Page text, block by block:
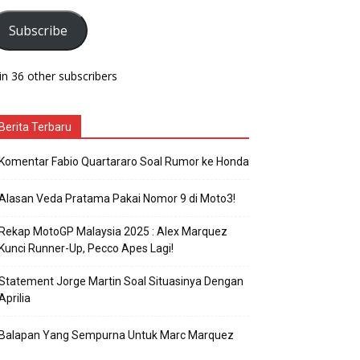
Subscribe
36 other subscribers
Terbaru
Fabio Quartararo Soal Rumor ke Honda
Veda Pratama Pakai Nomor 9 di Moto3!
MotoGP Malaysia 2025 : Alex Marquez
Runner-Up, Pecco Apes Lagi!
Jorge Martin Soal Situasinya Dengan
Yang Sempurna Untuk Marc Marquez